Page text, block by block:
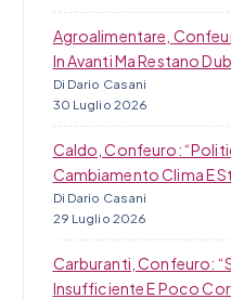
Agroalimentare,
In Avanti Ma Restano
Di Dario Casani
30 Luglio 2026
Caldo, Confeuro:
Cambiamento Clima E
Di Dario Casani
29 Luglio 2026
Carburanti, Confeuro:
Insufficiente E Poco